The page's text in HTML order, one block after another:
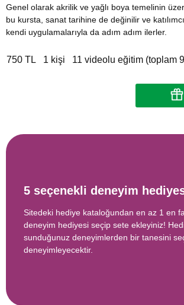
Genel olarak akrilik ve yağlı boya temelinin
bu kursta, sanat tarihine de değinilir ve
kendi uygulamalarıyla da adım adım ilerler.
750 TL 1 kişi 11 videolu eğitim (toplam
5 seçenekli deneyim
Sitedeki hediye kataloğundan en az 1 en
deneyim hediyesi seçip sete ekleyiniz!
sunduğunuz deneyimlerden bir tanesini
deneyimleyecektir.